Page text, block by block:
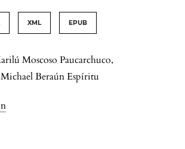
XML EPUB
Moscoso Paucarchuco,
Beraún Espíritu